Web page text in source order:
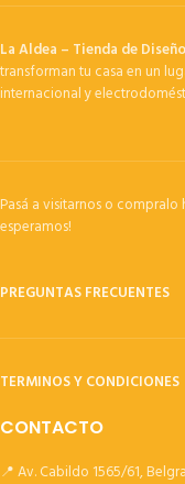
La Aldea – Tienda de Diseño
transforman tu casa en un
internacional y
Pasá a visitarnos o compralo
esperamos!
PREGUNTAS FRECUENTES
TERMINOS Y CONDICIONES
CONTACTO
📍 Av. Cabildo 1565/61,